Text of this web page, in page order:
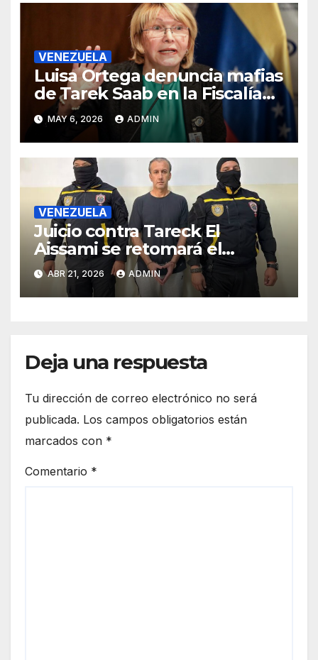
VENEZUELA
Luisa Ortega denuncia mafias
de Tarek Saab en la Fiscalía
de Venezuela
MAY 6, 2026 ADMIN
VENEZUELA
Juicio contra Tareck El
Aissami se retomará el
miércoles tras ser suspendido
en la madrugada de este
martes
ABR 21, 2026 ADMIN
Deja una respuesta
Tu dirección de correo electrónico no será
publicada. Los campos obligatorios están
marcados con *
Comentario *